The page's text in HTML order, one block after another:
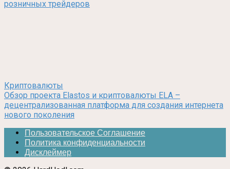
розничных трейдеров
Криптовалюты
Обзор проекта Elastos и криптовалюты ELA –
децентрализованная платформа для создания интернета
нового поколения
Пользовательское Соглашение
Политика конфиденциальности
Дисклеймер